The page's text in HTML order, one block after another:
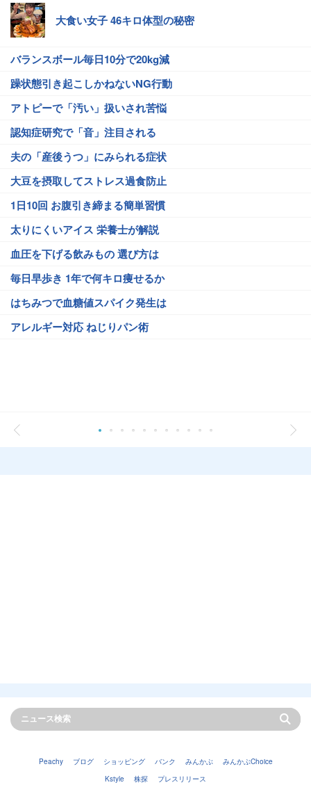
大食い女子 46キロ体型の秘密
バランスボール毎日10分で20kg減
躁状態引き起こしかねないNG行動
アトピーで「汚い」扱いされ苦悩
認知症研究で「音」注目される
夫の「産後うつ」にみられる症状
大豆を摂取してストレス過食防止
1日10回 お腹引き締まる簡単習慣
太りにくいアイス 栄養士が解説
血圧を下げる飲みもの 選び方は
毎日早歩き 1年で何キロ痩せるか
はちみつで血糖値スパイク発生は
アレルギー対応 ねじりパン術
Peachy ブログ ショッピング バンク みんかぶ
みんかぶChoice
Kstyle
株探 プレスリリース